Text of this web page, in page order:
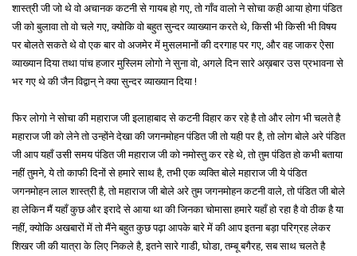
शास्त्री जी जो थे वो अचानक कटनी से गायब हो गए, तो गाँव वालो ने सोचा कही आया होगा पंडित
जी को बुलावा तो वो चले गए, क्योकि वो बहुत सुन्दर व्याख्यान करते थे, किसी भी किसी भी विषय
पर बोलते सकते थे वो एक बार वो अजमेर में मुसलमानों की दरगाह पर गए, और वह जाकर ऐसा
व्याख्यान दिया तथा पांच हजार मुस्लिम लोगो ने सुना वो, अगले दिन सारे अख़बार उस प्रभावना से
भर गए थे की जैन विद्वान् ने क्या सुन्दर व्याख्यान दिया !
फिर लोगो ने सोचा की महाराज जी इलाहाबाद से कटनी विहार कर रहे है तो और लोग भी चलते है
महाराज जी को लेने तो उन्होंने देखा की जगनमोहन पंडित जी तो यही पर है, तो लोग बोले अरे पंडित
जी आप यहाँ उसी समय पंडित जी महाराज जी को नमोस्तु कर रहे थे, तो तुम पंडित हो कभी बताया
नहीं तुमने, ये तो काफी दिनों से हमारे साथ है, तभी एक व्यक्ति बोले महाराज जी ये पंडित
जगनमोहन लाल शास्त्री है, तो महाराज जी बोले अरे तुम जगनमोहन कटनी वाले, तो पंडित जी बोले
हा लेकिन मैं यहाँ कुछ और इरादे से आया था की जिनका चोमासा हमारे यहाँ हो रहा है वो ठीक है या
नहीं, क्योकि अखबारों में तो मैंने बहुत कुछ पढ़ा आपके बारे में की आप इतना बड़ा परिग्रह लेकर
शिखर जी की यात्रा के लिए निकले है, इतने सारे गाडी, घोडा, तम्बू बगैरह, सब साथ चलते है